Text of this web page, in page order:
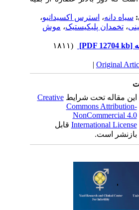
سیاه دانه،استرس اکسیداتیو،
،تخمدان پلی­کیستیک،موش
[PDF
(۱۸۱۱
Original
|
این مقاله تحت شرایطCreative
Commons
NonCommercial
Internationalقابل
بازنشر است.